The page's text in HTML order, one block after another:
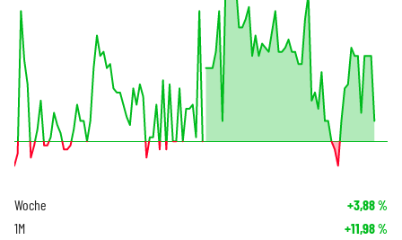
Woche +3,88%
1M +11,98%